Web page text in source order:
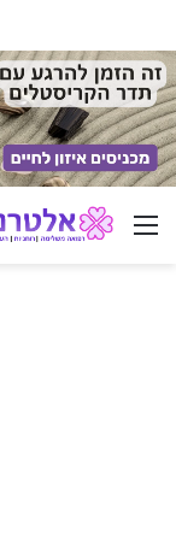
ניווט באתר